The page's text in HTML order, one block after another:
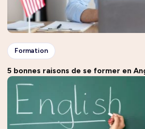
Formation
5 bonnes raisons de se former en